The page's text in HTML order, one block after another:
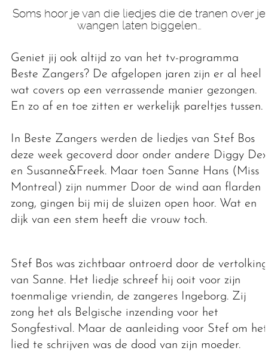
Soms hoor je van die liedjes die de tranen over je
wangen laten biggelen…
Geniet jij ook altijd zo van het tv-programma
Beste Zangers? De afgelopen jaren zijn er al heel
wat covers op een verrassende manier gezongen.
En zo af en toe zitten er werkelijk pareltjes tussen.
In Beste Zangers werden de liedjes van Stef Bos
deze week gecoverd door onder andere Diggy Dex
en Susanne&Freek. Maar toen Sanne Hans (Miss
Montreal) zijn nummer Door de wind aan flarden
zong, gingen bij mij de sluizen open hoor. Wat en
dijk van een stem heeft die vrouw toch.
Stef Bos was zichtbaar ontroerd door de vertolking
van Sanne. Het liedje schreef hij ooit voor zijn
toenmalige vriendin, de zangeres Ingeborg. Zij
zong het als Belgische inzending voor het
Songfestival. Maar de aanleiding voor Stef om het
lied te schrijven was de dood van zijn moeder.